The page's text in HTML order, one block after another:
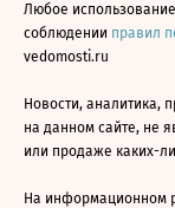
Любое
соблюдении правил
vedomosti.ru
Новости, аналитика,
на данном сайте, не
или продаже каких-
На информационном